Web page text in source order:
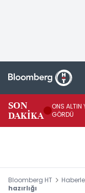
SON
DAKİKA
ONS ALTIN
GÖRDÜ
Bloomberg HT
hazırlığı